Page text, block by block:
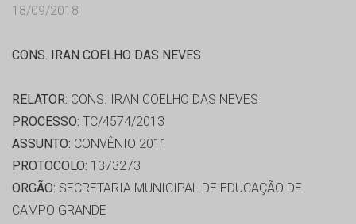
18/09/2018
CONS. IRAN COELHO DAS NEVES
RELATOR: CONS. IRAN COELHO DAS NEVES
PROCESSO: TC/4574/2013
ASSUNTO: CONVÊNIO 2011
PROTOCOLO: 1373273
ORGÃO: SECRETARIA MUNICIPAL DE EDUCAÇÃO DE
CAMPO GRANDE